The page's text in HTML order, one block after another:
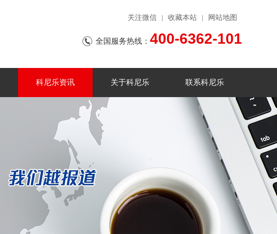
关注微信 收藏本站 网站地图
全国服务热线： 400-6362-101
科尼乐资讯 关于科尼乐 联系科尼乐